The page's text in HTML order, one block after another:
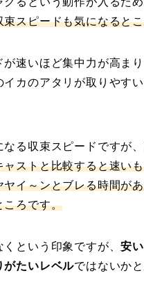
束スピードも気になると
速いほど集中力が高まり
カのアタリが取りやすい
る収束スピードですが、
ャストと比較すると速い
ヤイ～ンとブレる時間が
ころです。
くという印象ですが、安
がたいレベルではないか